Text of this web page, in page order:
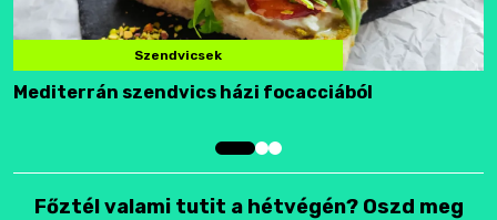
Szendvicsek
Mediterrán szendvics házi focacciából
Főztél valami tutit a hétvégén? Oszd meg